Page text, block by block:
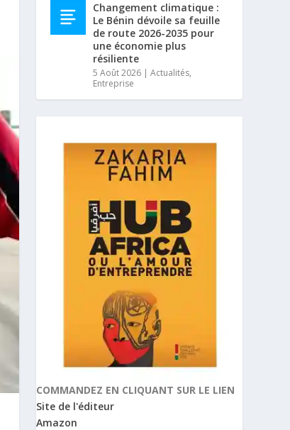
Changement climatique :
Le Bénin dévoile sa feuille
de route 2026-2035 pour
une économie plus
résiliente
5 Août 2026 |Actualités,
Entreprise
COMMANDEZ EN CLIQUANT SUR LE LIEN
Site de l'éditeur
Amazon